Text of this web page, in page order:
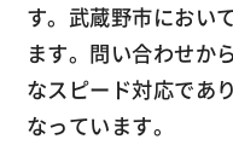
す。武蔵野市におい
ます。問い合わせか
なスピード対応であ
なっています。